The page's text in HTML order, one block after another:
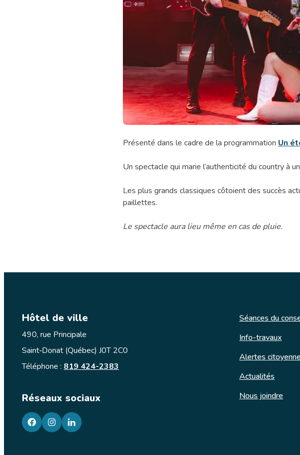
Spectacle
Country
(gratuit)
Présenté dans le cadre de la programmation Un
Un spectacle qui marie l’authenticité du country à
Les plus grands classiques côtoient des succès
paillettes.
Le spectacle aura lieu même en cas de pluie.
Hôtel de ville
490, rue Principale
Saint‑Donat (Québec) J0T 2C0
Téléphone : 819 424-2383
Réseaux sociaux
facebookgoogleplusgoogleplus
Séances du
Info-travaux
Alertes
Actualités
Nous joindre